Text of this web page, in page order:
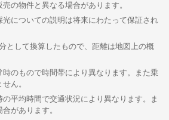
の物件と異なる場合があります。
光についての説明は将来にわたって保証され
として換算したもので、距離は地図上の概
時のもので時間帯により異なります。また乗
ん。
平均時間で交通状況により異なります。ま
があります。